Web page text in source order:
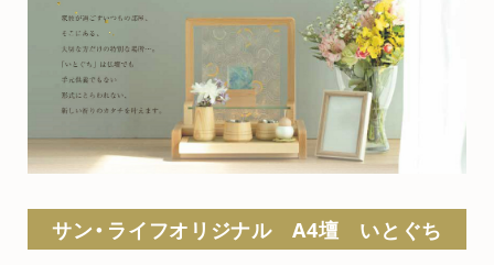
サン・ライフオリジナル A4壇 いとぐち